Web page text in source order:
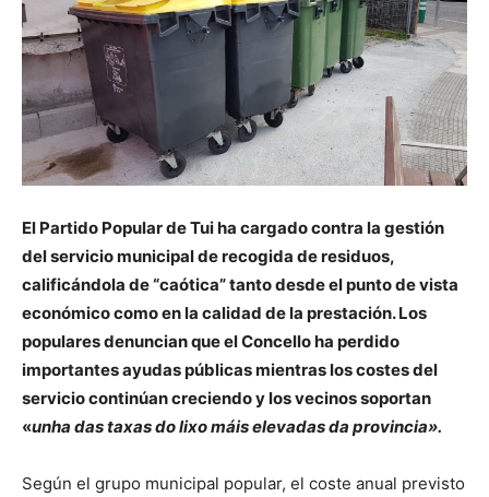
El Partido Popular de Tui ha cargado contra la gestión
del servicio municipal de recogida de residuos,
calificándola de “caótica” tanto desde el punto de vista
económico como en la calidad de la prestación. Los
populares denuncian que el Concello ha perdido
importantes ayudas públicas mientras los costes del
servicio continúan creciendo y los vecinos soportan
«unha das taxas do lixo máis elevadas da provincia».
Según el grupo municipal popular, el coste anual previsto